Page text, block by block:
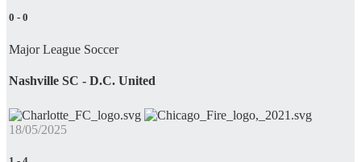
0 - 0
Major League Soccer
Nashville SC - D.C. United
18/05/2025